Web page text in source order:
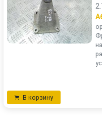
В корзину